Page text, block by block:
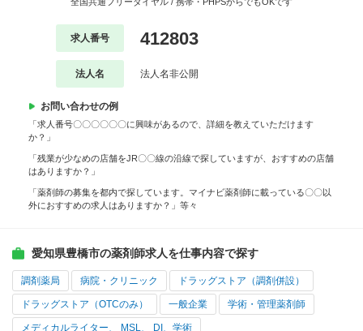
求人番号 412803
法人名 法人名非公開
お問い合わせの例
「求人番号〇〇〇〇〇〇に興味があるので、詳細を教えていただけます
か？」
「残業が少なめの店舗をJR〇〇線の沿線で探していますが、おすすめの店舗
はありますか？」
「薬剤師の募集を都内で探しています。マイナビ薬剤師に載っている〇〇以
外におすすめの求人はありますか？」等々
愛知県豊橋市の薬剤師求人を仕事内容で探す
調剤薬局 病院・クリニック ドラッグストア（調剤併設）
ドラッグストア（OTCのみ） 一般企業 学術・管理薬剤師
メディカルライター、 MSL、 DI、学術